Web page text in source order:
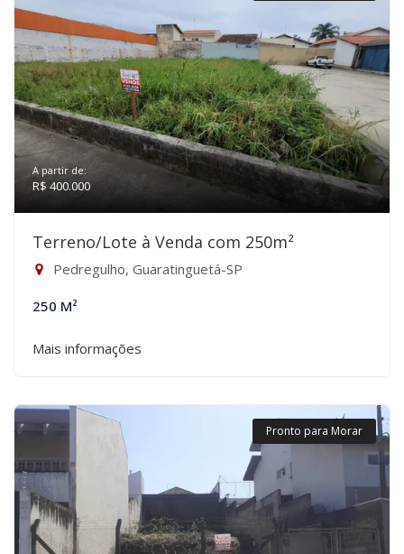
A partir de:
R$ 400.000
Terreno/Lote à Venda com 250m²
Pedregulho, Guaratinguetá-SP
250 M²
Mais informações
Pronto para Morar